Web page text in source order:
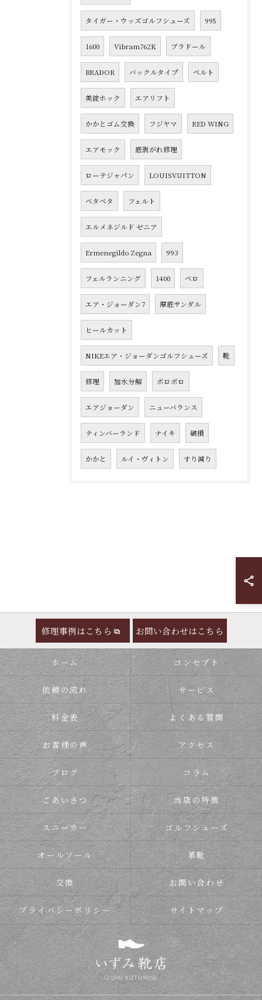
タイガー・ウッズゴルフシューズ 995
1600 Vibram762K ブラドール
BRADOR バックルタイプ ベルト
美錠ホック エアリフト
かかとゴム交換 フジヤマ RED WING
エアモック 底剥がれ修理
ローテジャパン LOUISVUITTON
ベタベタ フェルト
エルメネジルド ゼニア
Ermenegildo Zegna 993
フェルランニング 1400 ベロ
エア・ジョーダン7 厚底サンダル
ヒールカット
NIKEエア・ジョーダンゴルフシューズ 靴
修理 加水分解 ボロボロ
エアジョーダン ニューバランス
ティンバーランド ナイキ 破損
かかと ルイ・ヴィトン すり減り
修理事例はこちら お問い合わせはこちら
ホーム コンセプト
依頼の流れ サービス
料金表 よくある質問
お客様の声 アクセス
ブログ コラム
ごあいさつ 当店の特徴
スニーカー ゴルフシューズ
オールソール 革靴
交換 お問い合わせ
プライバシーポリシー サイトマップ